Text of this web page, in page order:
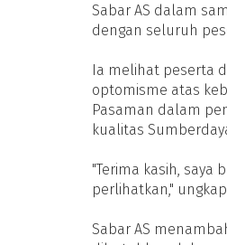
Sabar AS dalam
dengan seluruh
Ia melihat peserta
optomisme atas
Pasaman dalam
kualitas
"Terima kasih, saya
perlihatkan," ungkap
Sabar AS